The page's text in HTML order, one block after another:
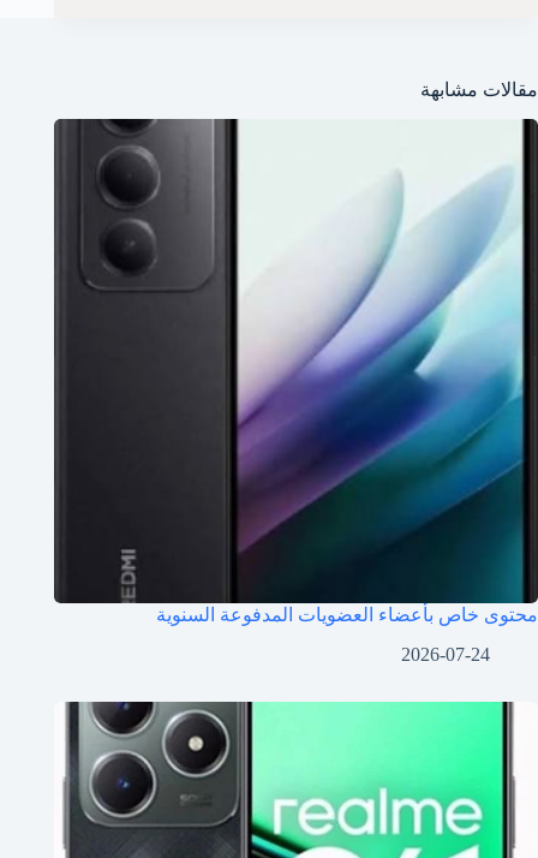
مقالات مشابهة
محتوى خاص بأعضاء العضويات المدفوعة السنوية
2026-07-24